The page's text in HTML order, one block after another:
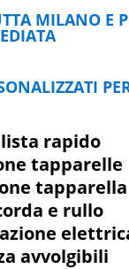
MILANO E
rapido
tapparelle
tapparella
e rullo
avvolgibili